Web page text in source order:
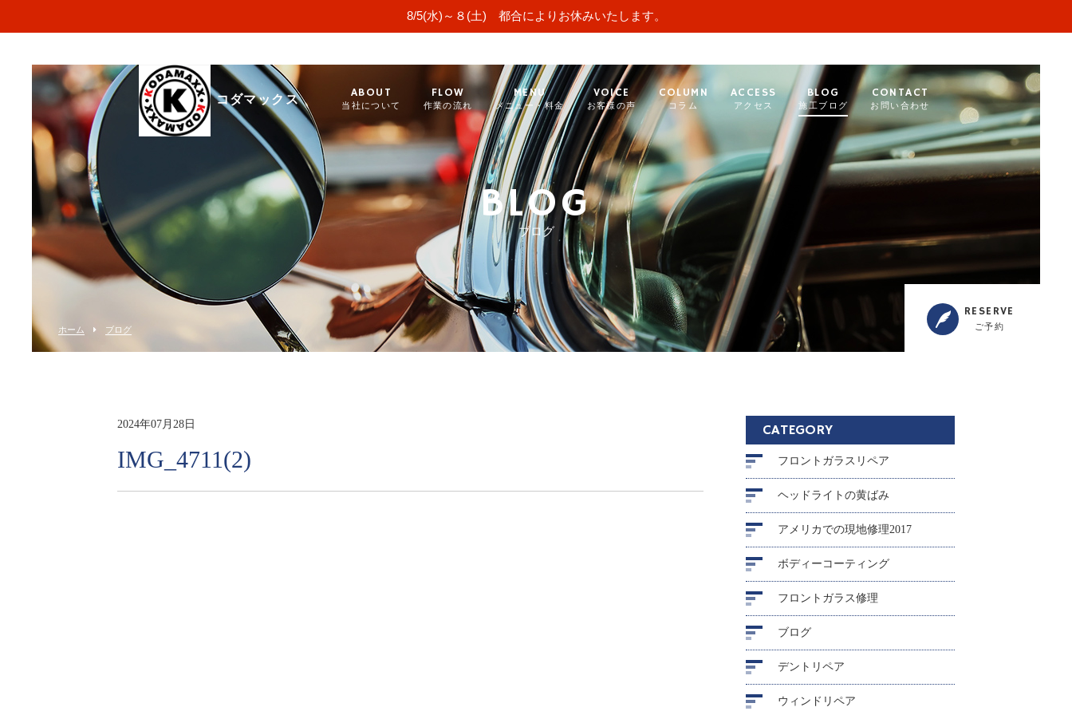
8/5(水)～８(土) 都合によりお休みいたします。
コダマックス
ABOUT
当社について
FLOW
作業の流れ
MENU
メニュー・料金
VOICE
お客様の声
COLUMN
コラム
ACCESS
アクセス
BLOG
施工ブログ
CONTACT
お問い合わせ
BLOG
ブログ
ホーム ブログ
RESERVE
ご予約
2024年07月28日
IMG_4711(2)
CATEGORY
フロントガラスリペア
ヘッドライトの黄ばみ
アメリカでの現地修理2017
ボディーコーティング
フロントガラス修理
ブログ
デントリペア
ウィンドリペア